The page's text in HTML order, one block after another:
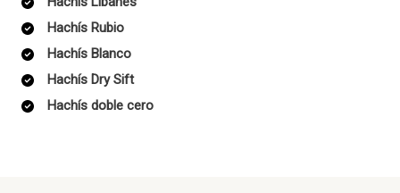
Hachís Rubio
Hachís Blanco
Hachís Dry Sift
Hachís doble cero